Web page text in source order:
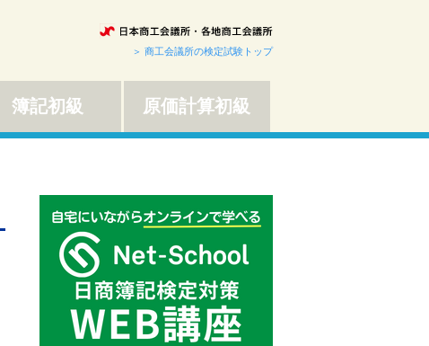
＞ 商工会議所の検定試験トップ
簿記初級 原価計算初級